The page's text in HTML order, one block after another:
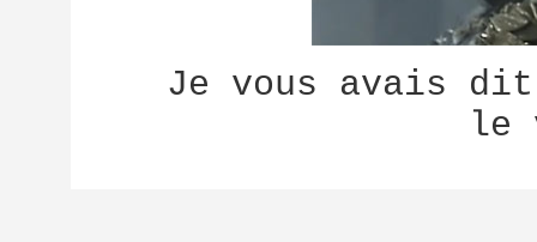
Je vous avais
le